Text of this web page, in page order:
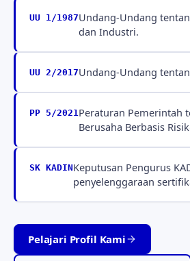
UU 1/1987Undang-Undang
dan Industri.
UU 2/2017Undang-Undang
PP 5/2021Peraturan Pemerintah
Berusaha Berbasis
SK KADINKeputusan Pengurus
penyelenggaraan
Pelajari Profil Kami
Tabah · Jujur · Setia